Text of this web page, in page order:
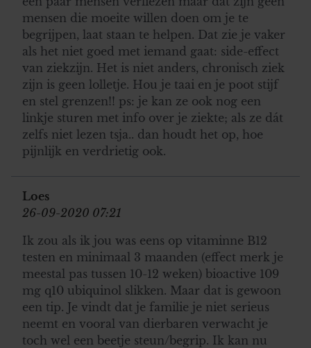
mensen die moeite willen doen om je te
begrijpen, laat staan te helpen. Dat zie je vaker
als het niet goed met iemand gaat: side-effect
van ziekzijn. Het is niet anders, chronisch ziek
zijn is geen lolletje. Hou je taai en je poot stijf
en stel grenzen!! ps: je kan ze ook nog een
linkje sturen met info over je ziekte; als ze dát
zelfs niet lezen tsja.. dan houdt het op, hoe
pijnlijk en verdrietig ook.
Loes
26-09-2020 07:21
Ik zou als ik jou was eens op vitaminne B12
testen en minimaal 3 maanden (effect merk je
meestal pas tussen 10-12 weken) bioactive 109
mg q10 ubiquinol slikken. Maar dat is gewoon
een tip. Je vindt dat je familie je niet serieus
neemt en vooral van dierbaren verwacht je
toch wel een beetje steun/begrip. Ik kan nu